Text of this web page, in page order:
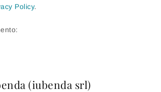
Policy.
(iubenda srl)